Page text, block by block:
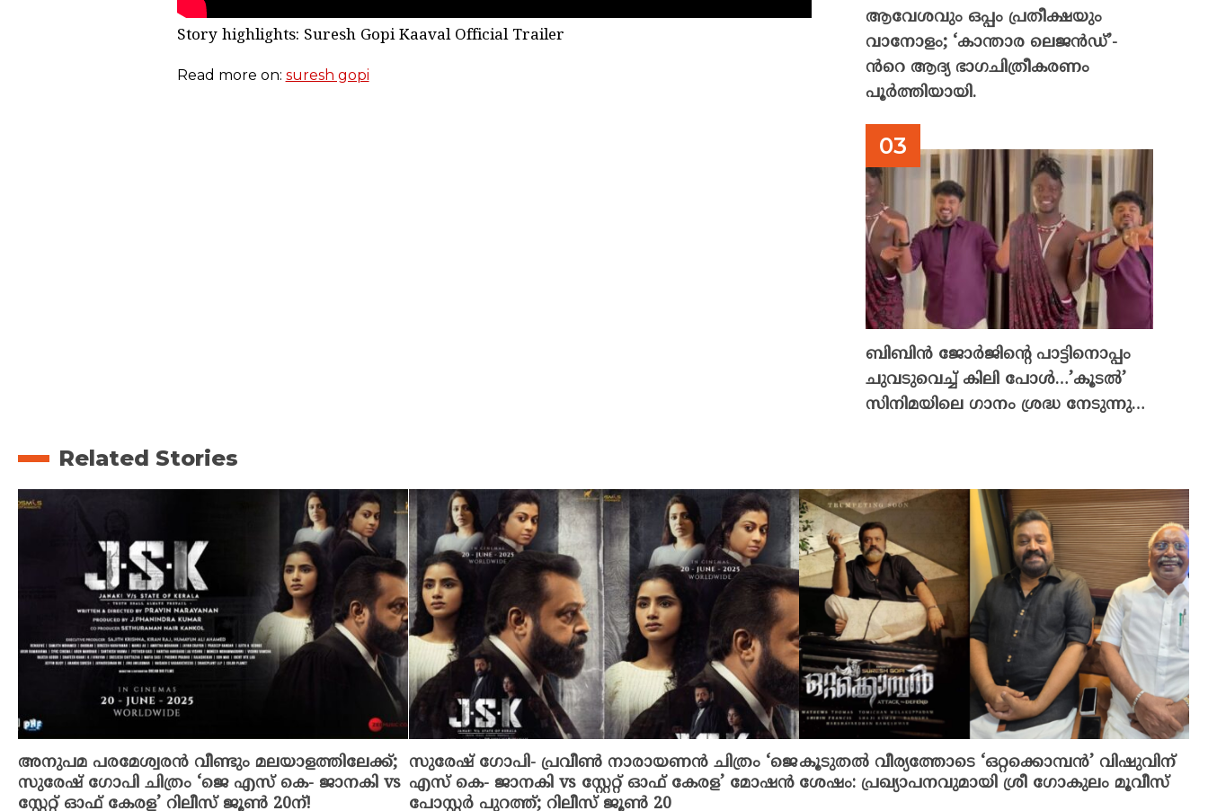
Story highlights: Suresh Gopi Kaaval Official Trailer
Read more on: suresh gopi
ആവേശവും ഒപ്പം പ്രതീക്ഷയും
വാനോളം; ‘കാന്താര ലെജൻഡ്’-
ൻറെ ആദ്യ ഭാഗചിത്രീകരണം
പൂർത്തിയായി.
ബിബിൻ ജോർജിന്റെ പാട്ടിനൊപ്പം
ചുവടുവെച്ച് കിലി പോൾ…’കൂടൽ’
സിനിമയിലെ ഗാനം ശ്രദ്ധ നേടുന്നു…
Related Stories
അനുപമ പരമേശ്വരൻ വീണ്ടും മലയാളത്തിലേക്ക്;
സുരേഷ് ഗോപി ചിത്രം ‘ജെ എസ് കെ- ജാനകി vs
സ്റ്റേറ്റ് ഓഫ് കേരള’ റിലീസ് ജൂൺ 20ന്!
സുരേഷ് ഗോപി- പ്രവീൺ നാരായണൻ ചിത്രം ‘ജെ
എസ് കെ- ജാനകി vs സ്റ്റേറ്റ് ഓഫ് കേരള’ മോഷൻ
പോസ്റ്റർ പുറത്ത്; റിലീസ് ജൂൺ 20
കൂടുതൽ വീര്യത്തോടെ ‘ഒറ്റക്കൊമ്പൻ’ വിഷുവിന്
ശേഷം: പ്രഖ്യാപനവുമായി ശ്രീ ഗോകുലം മൂവീസ്